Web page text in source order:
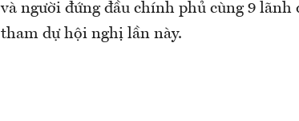
và người đứng đầu chính phủ cùng 9 lãnh
tham dự hội nghị lần này.